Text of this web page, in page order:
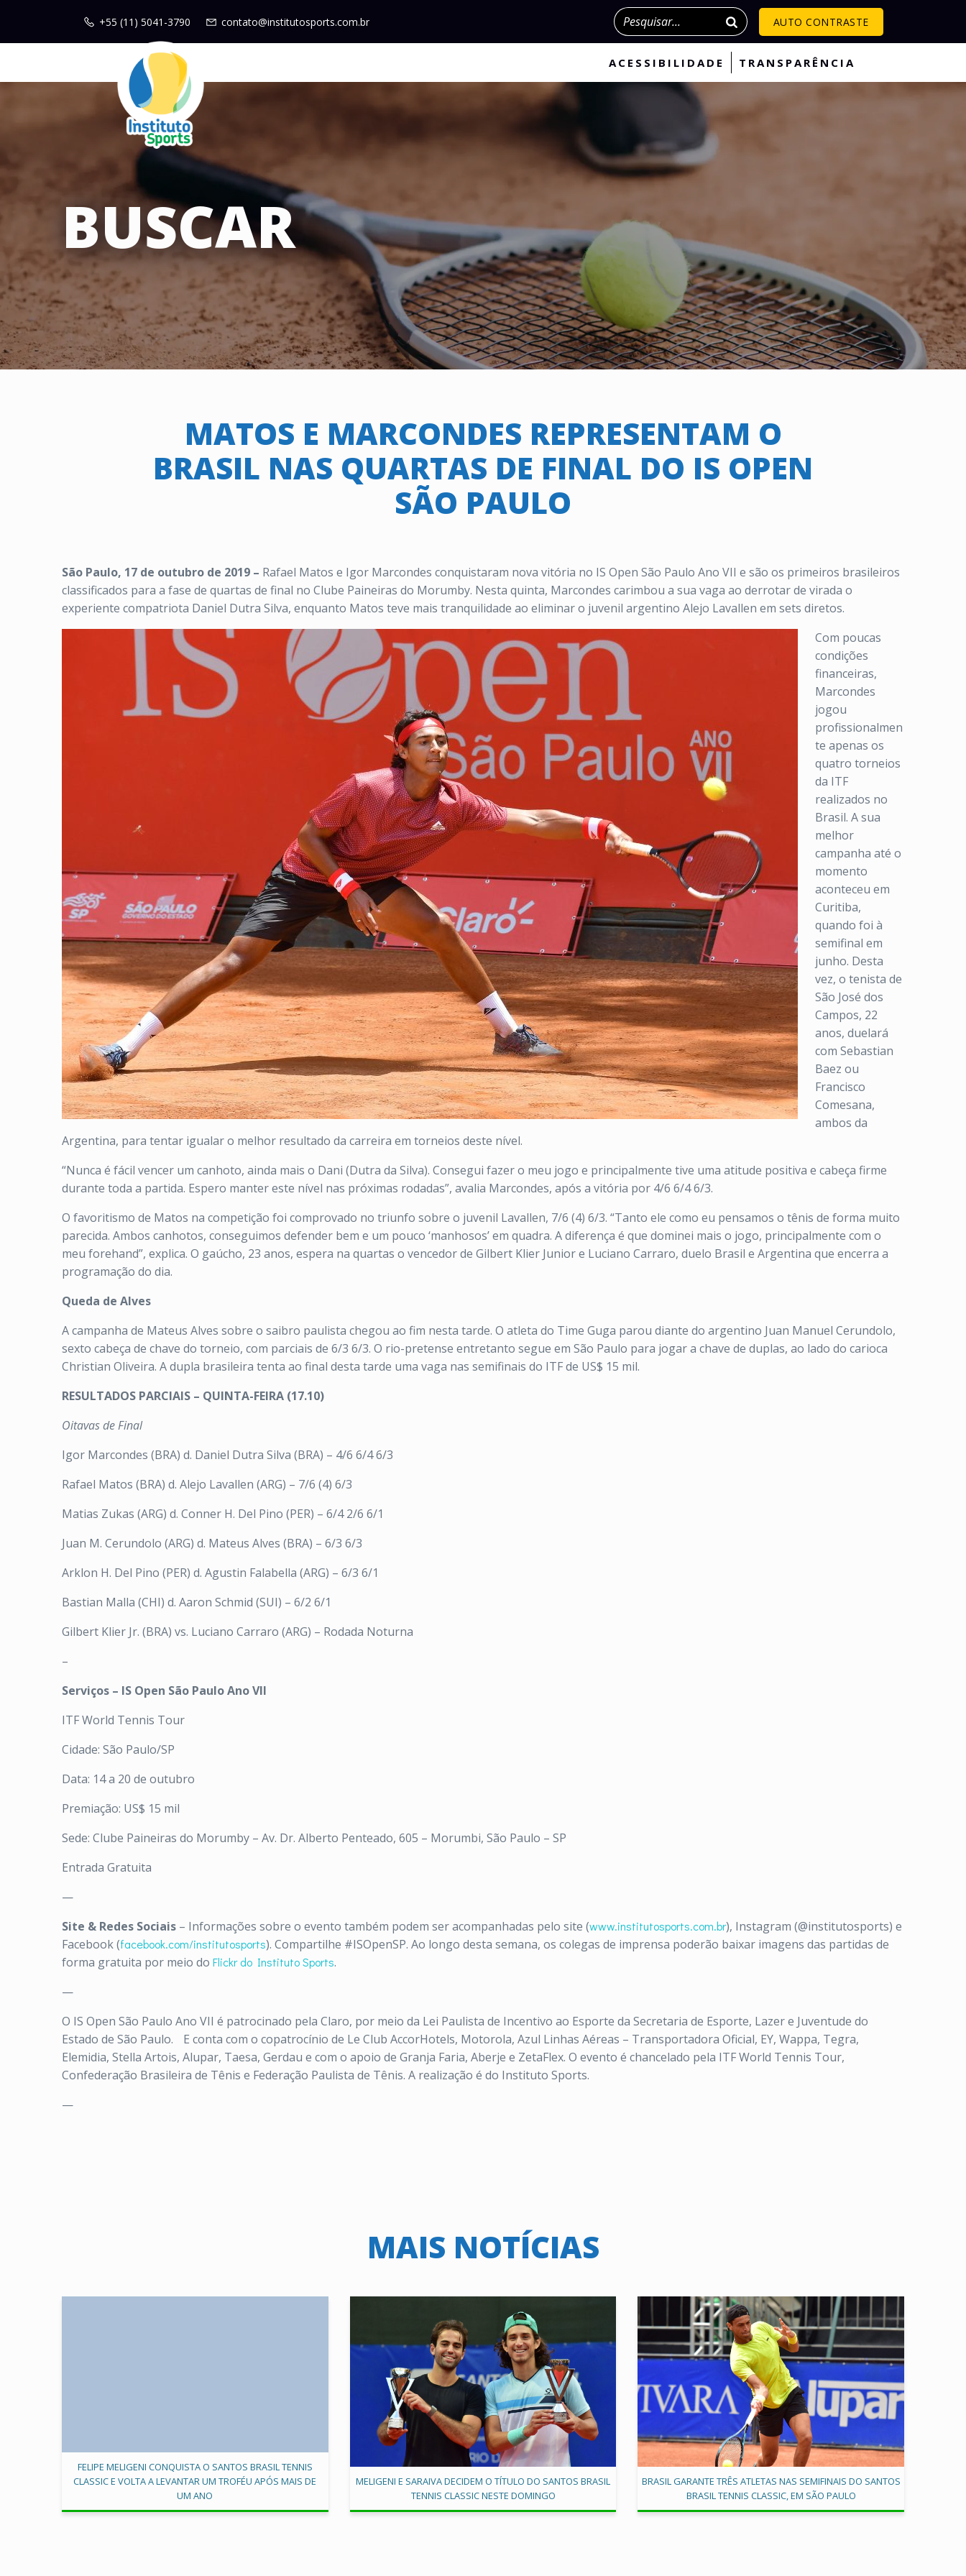
+55 (11) 5041-3790 contato@institutosports.com.br Pesquisar AUTO CONTRASTE
ACESSIBILIDADE TRANSPARÊNCIA
BUSCAR
MATOS E MARCONDES REPRESENTAM O
BRASIL NAS QUARTAS DE FINAL DO IS OPEN
SÃO PAULO
São Paulo, 17 de outubro de 2019 – Rafael Matos e Igor Marcondes conquistaram nova vitória no IS Open São Paulo Ano VII e são os primeiros brasileiros
classificados para a fase de quartas de final no Clube Paineiras do Morumby. Nesta quinta, Marcondes carimbou a sua vaga ao derrotar de virada o
experiente compatriota Daniel Dutra Silva, enquanto Matos teve mais tranquilidade ao eliminar o juvenil argentino Alejo Lavallen em sets diretos.
Com poucas
condições
financeiras,
Marcondes
jogou
profissionalmen
te apenas os
quatro torneios
da ITF
realizados no
Brasil. A sua
melhor
campanha até o
momento
aconteceu em
Curitiba,
quando foi à
semifinal em
junho. Desta
vez, o tenista de
São José dos
Campos, 22
anos, duelará
com Sebastian
Baez ou
Francisco
Comesana,
ambos da
Argentina, para tentar igualar o melhor resultado da carreira em torneios deste nível.
“Nunca é fácil vencer um canhoto, ainda mais o Dani (Dutra da Silva). Consegui fazer o meu jogo e principalmente tive uma atitude positiva e cabeça firme
durante toda a partida. Espero manter este nível nas próximas rodadas”, avalia Marcondes, após a vitória por 4/6 6/4 6/3.
O favoritismo de Matos na competição foi comprovado no triunfo sobre o juvenil Lavallen, 7/6 (4) 6/3. “Tanto ele como eu pensamos o tênis de forma muito
parecida. Ambos canhotos, conseguimos defender bem e um pouco ‘manhosos’ em quadra. A diferença é que dominei mais o jogo, principalmente com o
meu forehand”, explica. O gaúcho, 23 anos, espera na quartas o vencedor de Gilbert Klier Junior e Luciano Carraro, duelo Brasil e Argentina que encerra a
programação do dia.
Queda de Alves
A campanha de Mateus Alves sobre o saibro paulista chegou ao fim nesta tarde. O atleta do Time Guga parou diante do argentino Juan Manuel Cerundolo,
sexto cabeça de chave do torneio, com parciais de 6/3 6/3. O rio-pretense entretanto segue em São Paulo para jogar a chave de duplas, ao lado do carioca
Christian Oliveira. A dupla brasileira tenta ao final desta tarde uma vaga nas semifinais do ITF de US$ 15 mil.
RESULTADOS PARCIAIS – QUINTA-FEIRA (17.10)
Oitavas de Final
Igor Marcondes (BRA) d. Daniel Dutra Silva (BRA) – 4/6 6/4 6/3
Rafael Matos (BRA) d. Alejo Lavallen (ARG) – 7/6 (4) 6/3
Matias Zukas (ARG) d. Conner H. Del Pino (PER) – 6/4 2/6 6/1
Juan M. Cerundolo (ARG) d. Mateus Alves (BRA) – 6/3 6/3
Arklon H. Del Pino (PER) d. Agustin Falabella (ARG) – 6/3 6/1
Bastian Malla (CHI) d. Aaron Schmid (SUI) – 6/2 6/1
Gilbert Klier Jr. (BRA) vs. Luciano Carraro (ARG) – Rodada Noturna
–
Serviços – IS Open São Paulo Ano VII
ITF World Tennis Tour
Cidade: São Paulo/SP
Data: 14 a 20 de outubro
Premiação: US$ 15 mil
Sede: Clube Paineiras do Morumby – Av. Dr. Alberto Penteado, 605 – Morumbi, São Paulo – SP
Entrada Gratuita
—
Site & Redes Sociais – Informações sobre o evento também podem ser acompanhadas pelo site (www.institutosports.com.br), Instagram (@institutosports) e
Facebook (facebook.com/institutosports). Compartilhe #ISOpenSP. Ao longo desta semana, os colegas de imprensa poderão baixar imagens das partidas de
forma gratuita por meio do Flickr do Instituto Sports.
—
O IS Open São Paulo Ano VII é patrocinado pela Claro, por meio da Lei Paulista de Incentivo ao Esporte da Secretaria de Esporte, Lazer e Juventude do
Estado de São Paulo. E conta com o copatrocínio de Le Club AccorHotels, Motorola, Azul Linhas Aéreas – Transportadora Oficial, EY, Wappa, Tegra,
Elemidia, Stella Artois, Alupar, Taesa, Gerdau e com o apoio de Granja Faria, Aberje e ZetaFlex. O evento é chancelado pela ITF World Tennis Tour,
Confederação Brasileira de Tênis e Federação Paulista de Tênis. A realização é do Instituto Sports.
—
MAIS NOTÍCIAS
FELIPE MELIGENI CONQUISTA O SANTOS BRASIL TENNIS
CLASSIC E VOLTA A LEVANTAR UM TROFÉU APÓS MAIS DE
UM ANO
MELIGENI E SARAIVA DECIDEM O TÍTULO DO SANTOS BRASIL
TENNIS CLASSIC NESTE DOMINGO
BRASIL GARANTE TRÊS ATLETAS NAS SEMIFINAIS DO SANTOS
BRASIL TENNIS CLASSIC, EM SÃO PAULO